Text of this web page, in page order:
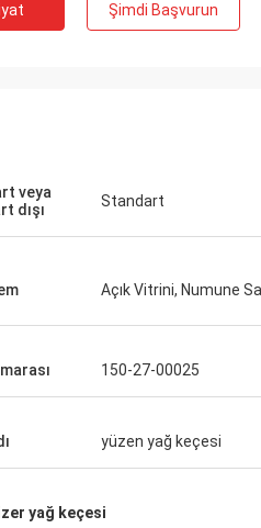
Şimdi Başvurun
veya
dışı
Standart
Açık Vitrini, Numune
150-27-00025
yüzen yağ keçesi
yağ keçesi